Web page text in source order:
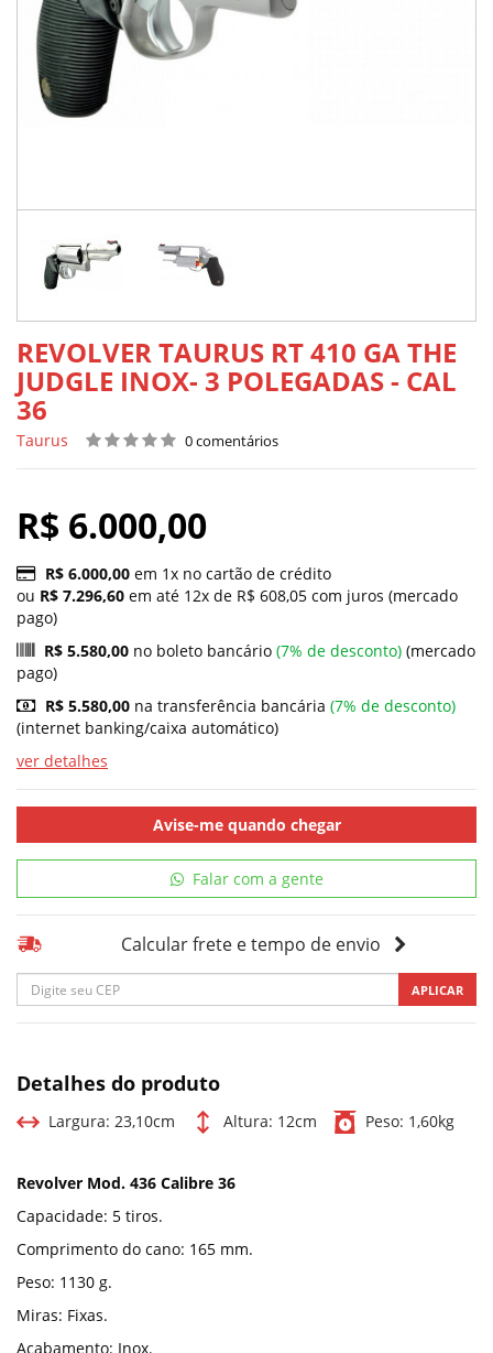
REVOLVER TAURUS RT 410 GA THE
JUDGLE INOX- 3 POLEGADAS - CAL
36
Taurus 0 comentários
R$ 6.000,00
R$ 6.000,00 em 1x no cartão de crédito
ou R$ 7.296,60 em até 12x de R$ 608,05 com juros (mercado
pago)
R$ 5.580,00 no boleto bancário (7% de desconto) (mercado
pago)
R$ 5.580,00 na transferência bancária (7% de desconto)
(internet banking/caixa automático)
ver detalhes
Avise-me quando chegar
Falar com a gente
Calcular frete e tempo de envio
APLICAR
Detalhes do produto
Largura: 23,10cm Altura: 12cm Peso: 1,60kg
Revolver Mod. 436 Calibre 36
Capacidade: 5 tiros.
Comprimento do cano: 165 mm.
Peso: 1130 g.
Miras: Fixas.
Acabamento: Inox.